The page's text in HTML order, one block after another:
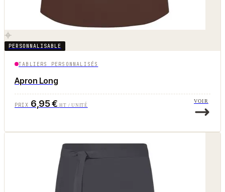
PERSONNALISABLE
TABLIERS PERSONNALISÉS
Apron Long
PRIX 6,95 €HT / UNITÉ
VOIR